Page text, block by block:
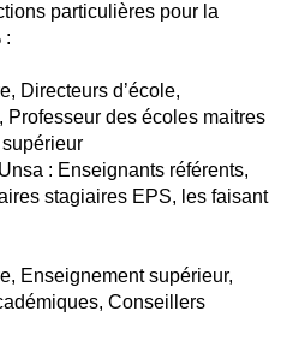
particulières pour la
:
Directeurs d’école,
des écoles maitres
: Enseignants référents,
stagiaires EPS, les faisant
Enseignement supérieur,
Conseillers